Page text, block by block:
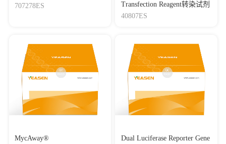
707278ES
Transfection Reagent转染试剂
40807ES
MycAway®
Dual Luciferase Reporter Gene